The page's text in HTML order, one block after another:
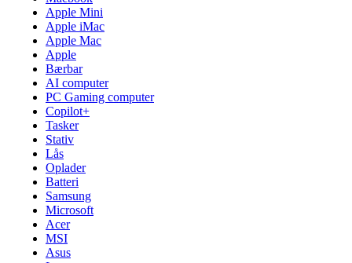
Apple Mini
Apple iMac
Apple Mac
Apple
Bærbar
AI computer
PC Gaming computer
Copilot+
Tasker
Stativ
Lås
Oplader
Batteri
Samsung
Microsoft
Acer
MSI
Asus